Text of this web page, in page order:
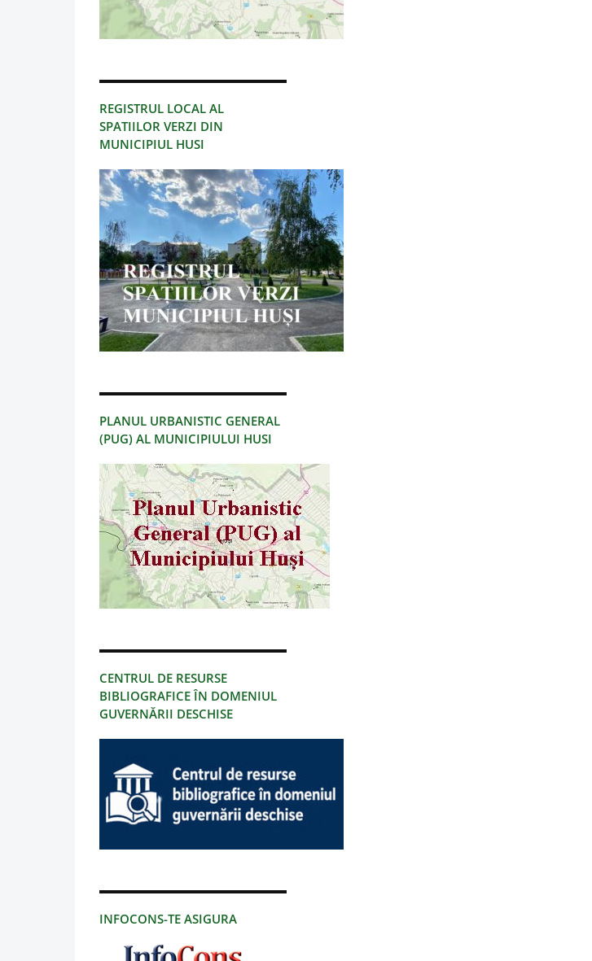
REGISTRUL LOCAL AL
SPATIILOR VERZI DIN
MUNICIPIUL HUSI
PLANUL URBANISTIC GENERAL
(PUG) AL MUNICIPIULUI HUSI
CENTRUL DE RESURSE
BIBLIOGRAFICE ÎN DOMENIUL
GUVERNĂRII DESCHISE
INFOCONS-TE ASIGURA